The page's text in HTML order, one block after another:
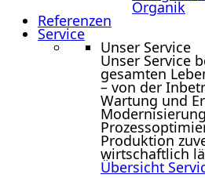
Organik
Referenzen
Service
Unser Service
Unser Service
gesamten
– von der
Wartung und
Produktion
wirtschaftlich
Übersicht